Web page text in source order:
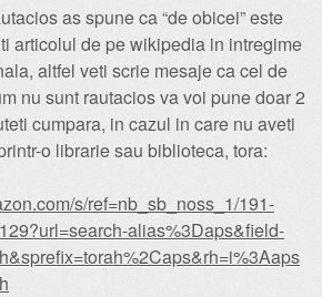
as spune ca “de obicei” este
articolul de pe wikipedia in intregime
altfel veti scrie mesaje ca cel de
nu sunt rautacios va voi pune doar 2
cumpara, in cazul in care nu aveti
o librarie sau biblioteca, tora:
s/ref=nb_sb_noss_1/191-
alias%3Daps&field-